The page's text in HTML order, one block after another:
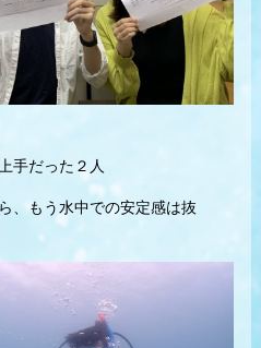
手だった２人
、もう水中での安定感は抜